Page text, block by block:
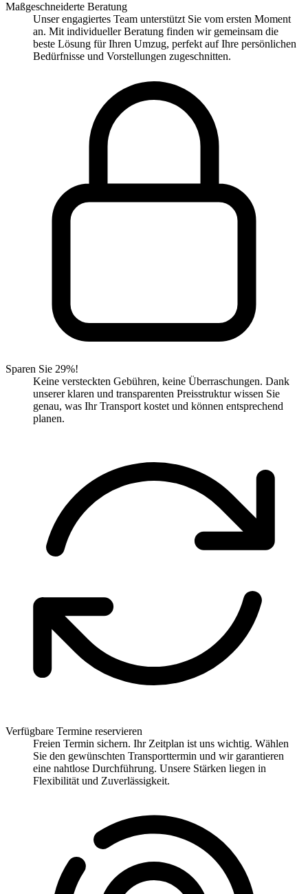
Maßgeschneiderte Beratung
Unser engagiertes Team unterstützt Sie vom ersten Moment
an. Mit individueller Beratung finden wir gemeinsam die
beste Lösung für Ihren Umzug, perfekt auf Ihre persönlichen
Bedürfnisse und Vorstellungen zugeschnitten.
Sparen Sie 29%!
Keine versteckten Gebühren, keine Überraschungen. Dank
unserer klaren und transparenten Preisstruktur wissen Sie
genau, was Ihr Transport kostet und können entsprechend
planen.
Verfügbare Termine reservieren
Freien Termin sichern. Ihr Zeitplan ist uns wichtig. Wählen
Sie den gewünschten Transporttermin und wir garantieren
eine nahtlose Durchführung. Unsere Stärken liegen in
Flexibilität und Zuverlässigkeit.